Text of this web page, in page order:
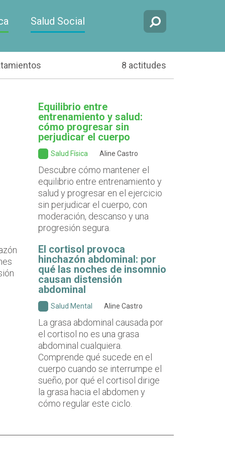
Salud Social
8 actitudes
Equilibrio entre
entrenamiento y salud:
cómo progresar sin
perjudicar el cuerpo
Salud Física Aline Castro
Descubre cómo mantener el
equilibrio entre entrenamiento y
salud y progresar en el ejercicio
sin perjudicar el cuerpo, con
moderación, descanso y una
progresión segura.
El cortisol provoca
hinchazón abdominal: por
qué las noches de insomnio
causan distensión
abdominal
Salud Mental Aline Castro
La grasa abdominal causada por
el cortisol no es una grasa
abdominal cualquiera.
Comprende qué sucede en el
cuerpo cuando se interrumpe el
sueño, por qué el cortisol dirige
la grasa hacia el abdomen y
cómo regular este ciclo.